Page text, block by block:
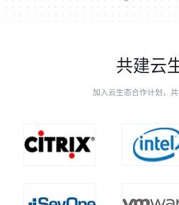
共建云
加入云生态合作计划，